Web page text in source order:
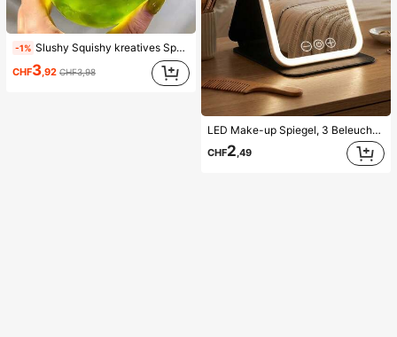
-1% Slushy Squishy kreatives Spaß-Spielzeug mit langsamer Rückfederung, Malt-Quetschspielzeug, Grüner Tee, Blauer Apfel, Rosa Apfel, Roter Apfel, superweiche butterartige Haptik, Stressabbau-Fingerspielzeug
CHF3,92 CHF3,98
LED Make-up Spiegel, 3 Beleuchtungsmodi, einstellbare Helligkeit, tragbares faltbares Design, geeignet für Zuhause, Reisen oder Studentenwohnheim, perfektes Geschenk für Frauen zu Feiertagen, Geburtstagen oder Muttertag
CHF2,49